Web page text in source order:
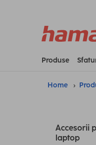
Produse
Home
Accesorii
laptop